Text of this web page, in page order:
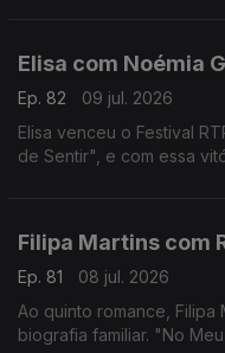
Elisa com Noémia
Ep. 82
09 jul. 2026
Elisa venceu o Festival
de Sentir", e com essa vitória entrou
Filipa Martins com
Ep. 81
08 jul. 2026
Ao quinto romance, Filipa
biografia familiar. "No